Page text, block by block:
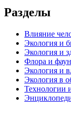
Разделы
Влияние
Экология и
Экология и
Флора и
Экология и
Экология в
Технологии